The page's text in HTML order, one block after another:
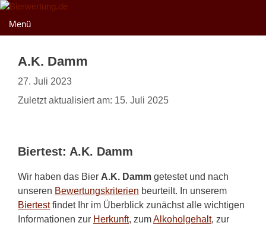
Zum
Inhalt
springen
Menü
A.K. Damm
27. Juli 2023
Zuletzt aktualisiert am: 15. Juli 2025
Biertest: A.K. Damm
Wir haben das Bier A.K. Damm getestet und nach
unseren Bewertungskriterien beurteilt. In unserem
Biertestfindet Ihr im Überblick zunächst alle wichtigen
Informationen zur Herkunft, zumAlkoholgehalt, zur